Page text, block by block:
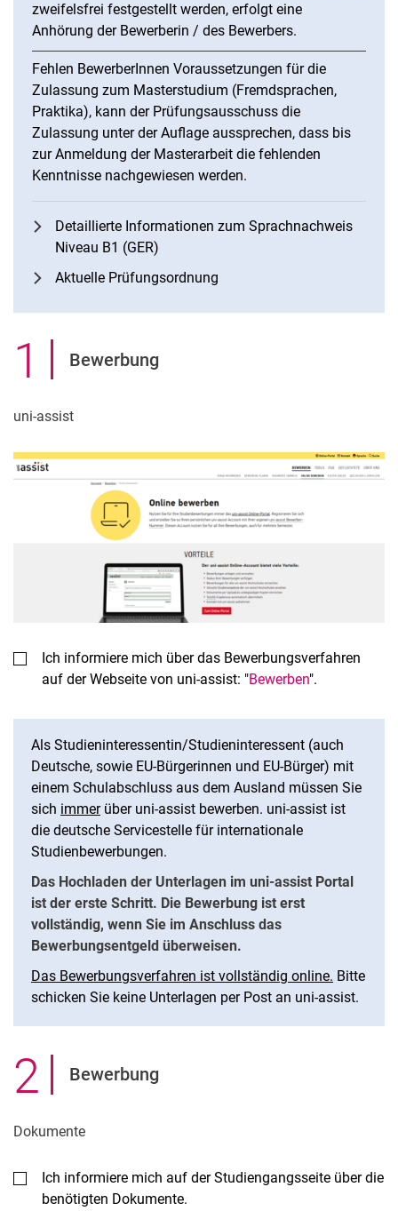
zweifelsfrei festgestellt werden, erfolgt eine
Anhörung der Bewerberin / des Bewerbers.
Fehlen BewerberInnen Voraussetzungen für die
Zulassung zum Masterstudium (Fremdsprachen,
Praktika), kann der Prüfungsausschuss die
Zulassung unter der Auflage aussprechen, dass bis
zur Anmeldung der Masterarbeit die fehlenden
Kenntnisse nachgewiesen werden.
Detaillierte Informationen zum Sprachnachweis
Niveau B1 (GER)
Aktuelle Prüfungsordnung
1 . Bewerbung
uni-assist
Ich informiere mich über das Bewerbungsverfahren
auf der Webseite von uni-assist: "Bewerben".
Als Studieninteressentin/Studieninteressent (auch
Deutsche, sowie EU-Bürgerinnen und EU-Bürger) mit
einem Schulabschluss aus dem Ausland müssen Sie
sich immerüber uni-assist bewerben. uni-assist ist
die deutsche Servicestelle für internationale
Studienbewerbungen.
Das Hochladen der Unterlagen im uni-assist Portal
ist der erste Schritt. Die Bewerbung ist erst
vollständig, wenn Sie im Anschluss das
Bewerbungsentgeld überweisen.
Das Bewerbungsverfahren ist vollständig online. Bitte
schicken Sie keine Unterlagen per Post an uni-assist.
2. Bewerbung
Dokumente
Ich informiere mich auf der Studiengangsseite über die
benötigten Dokumente.